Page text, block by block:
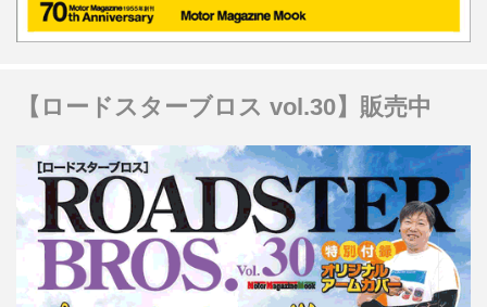
【ロードスターブロス vol.30】販売中